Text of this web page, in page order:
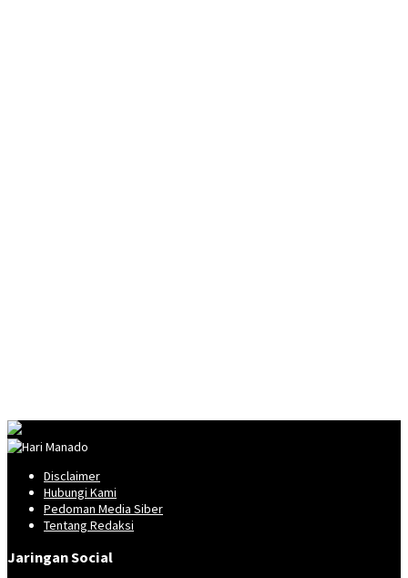
Disclaimer
Hubungi Kami
Pedoman Media Siber
Tentang Redaksi
Jaringan Social